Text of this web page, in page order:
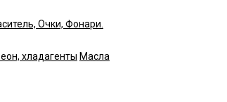
Очки, Фонари.
хладагенты Масла